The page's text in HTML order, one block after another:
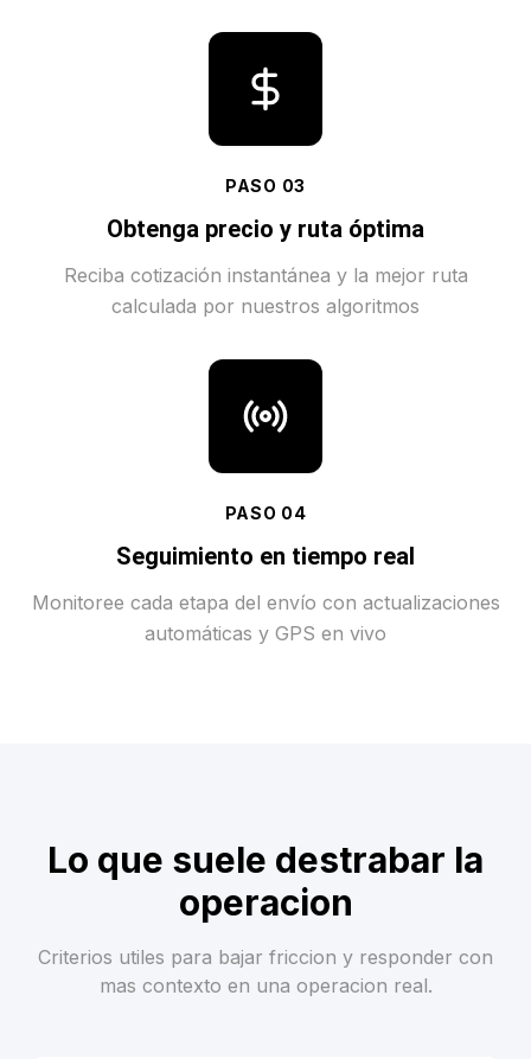
PASO 03
Obtenga precio y ruta óptima
Reciba cotización instantánea y la mejor ruta
calculada por nuestros algoritmos
PASO 04
Seguimiento en tiempo real
Monitoree cada etapa del envío con actualizaciones
automáticas y GPS en vivo
Lo que suele destrabar la
operacion
Criterios utiles para bajar friccion y responder con
mas contexto en una operacion real.